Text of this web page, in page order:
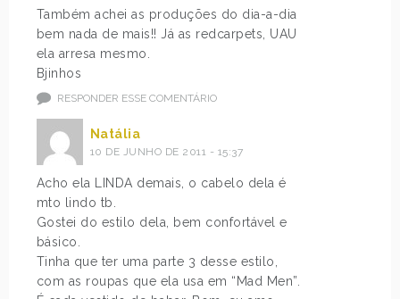
Também achei as produções do dia-a-dia
bem nada de mais!! Já as redcarpets, UAU
ela arresa mesmo.
Bjinhos
RESPONDER ESSE COMENTÁRIO
Natália
10 DE JUNHO DE 2011 - 15:37
Acho ela LINDA demais, o cabelo dela é
mto lindo tb.
Gostei do estilo dela, bem confortável e
básico.
Tinha que ter uma parte 3 desse estilo,
com as roupas que ela usa em “Mad Men”.